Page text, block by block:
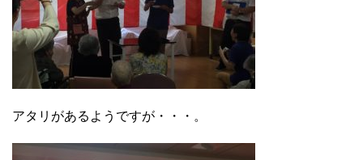
アタリがあるようですが・・・。